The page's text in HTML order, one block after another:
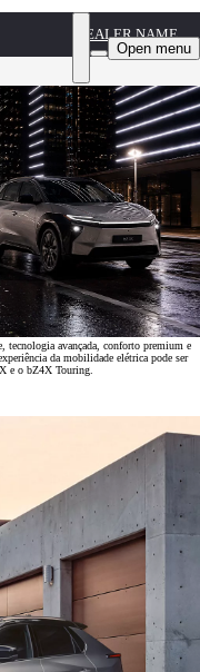
DEALER NAME
Open menu
tecnologia avançada, conforto premium e
da mobilidade elétrica pode ser
e o bZ4X Touring.